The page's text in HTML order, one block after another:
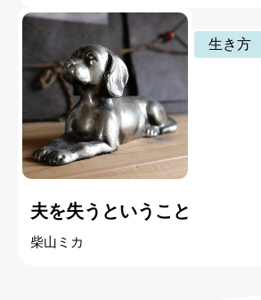
生き方
夫を失うということ
柴山ミカ